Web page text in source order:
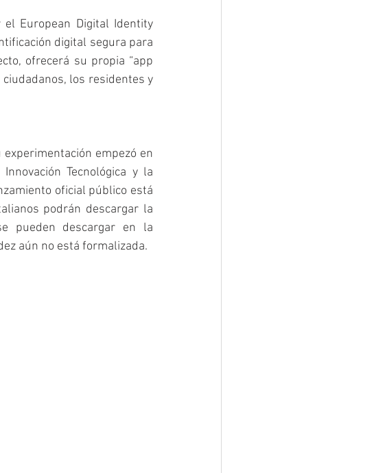
European Digital Identity
digital segura para
ofrecerá su propia “app
los residentes y
empezó en
Tecnológica y la
oficial público está
podrán descargar la
pueden descargar en la
aún no está formalizada.